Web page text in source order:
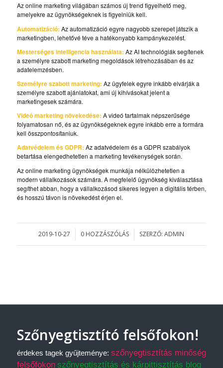
Az online marketing világában számos új trend figyelhető meg,
amelyekre az ügynökségeknek is figyelniük kell.
Automatizáció: Az automatizáció egyre nagyobb szerepet játszik a
marketingben, lehetővé téve a hatékonyabb kampánykezelést.
Mesterséges intelligencia használata: Az AI technológiák segítenek
a személyre szabott marketing megoldások létrehozásában és az
adatelemzésben.
Személyre szabott marketing: Az ügyfelek egyre inkább elvárják a
személyre szabott ajánlatokat, ami új kihívásokat jelent a
marketingesek számára.
Videó marketing növekedése: A videó tartalmak népszerűsége
folyamatosan nő, és az ügynökségeknek egyre inkább erre a formára
kell összpontosítaniuk.
Adatvédelem és GDPR: Az adatvédelem és a GDPR szabályok
betartása elengedhetetlen a marketing tevékenységek során.
Az online marketing ügynökségek munkája nélkülözhetetlen a
modern vállalkozások számára. A megfelelő ügynökség kiválasztása
segíthet abban, hogy a vállalkozásod sikeres legyen a digitális térben,
és hosszú távon is növekedést érjen el.
2019-10-27
/ 0 HOZZÁSZÓLÁS
/ SZERZŐ:ADMIN
Szőnyegtisztító felsőfokon!
érdekes tagek gyűjteménye: szőnyegtisztítás minőség
felsőfokon szőnyegtisztítás és kárpittisztítás blog